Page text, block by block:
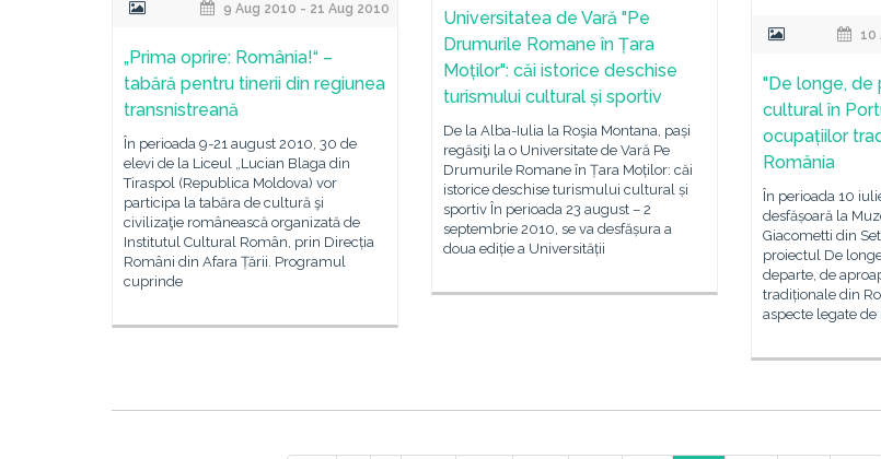
Universitatea de Vară "Pe
Drumurile Romane în Țara
Moților": căi istorice deschise
turismului cultural și sportiv
De la Alba-Iulia la Roşia Montana, pași
regăsiţi la o Universitate de Vară Pe
Drumurile Romane în Țara Moților: căi
istorice deschise turismului cultural și
sportiv În perioada 23 august – 2
septembrie 2010, se va desfășura a
doua ediție a Universității
9 Aug 2010 - 21 Aug 2010
„Prima oprire: România!“ –
tabără pentru tinerii din regiunea
transnistreană
În perioada 9-21 august 2010, 30 de
elevi de la Liceul „Lucian Blaga din
Tiraspol (Republica Moldova) vor
participa la tabăra de cultură şi
civilizaţie românească organizată de
Institutul Cultural Român, prin Direcția
Români din Afara Țării. Programul
cuprinde
10
"De longe,
cultural în
ocupațiilor
România
În perioada 10
desfășoară la
Giacometti din
proiectul De
departe, de
tradiționale din
aspecte legate